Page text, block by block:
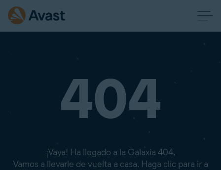
404
¡Vaya! Ha llegado a la Galaxia 404.
Vamos a llevarle de vuelta a casa. Haga clic para ir a